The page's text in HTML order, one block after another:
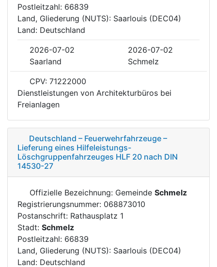
Postleitzahl: 66839
Land, Gliederung (NUTS): Saarlouis (DEC04)
Land: Deutschland
2026-07-02
2026-07-02
Saarland
Schmelz
CPV: 71222000
Dienstleistungen von Architekturbüros bei
Freianlagen
Deutschland – Feuerwehrfahrzeuge –
Lieferung eines Hilfeleistungs-
Löschgruppenfahrzeuges HLF 20 nach DIN
14530-27
Offizielle Bezeichnung: Gemeinde Schmelz
Registrierungsnummer: 068873010
Postanschrift: Rathausplatz 1
Stadt: Schmelz
Postleitzahl: 66839
Land, Gliederung (NUTS): Saarlouis (DEC04)
Land: Deutschland